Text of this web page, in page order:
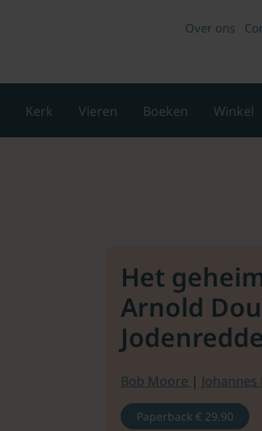
Over ons
Kerk Vieren Boeken Winkel
Het
Arnold
Bob Moore |
Paperback € 29.90